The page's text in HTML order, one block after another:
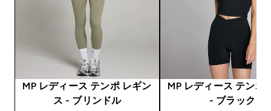
MP レディース テンポ レギン
ス - ブリンドル
MP レディース テンポ
- ブラック